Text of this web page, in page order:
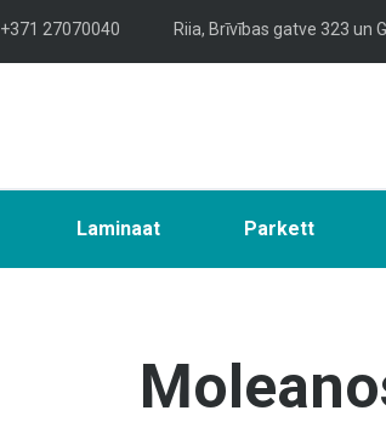
+371 27070040 Riia, Brīvības gatve 323 un
Laminaat Parkett